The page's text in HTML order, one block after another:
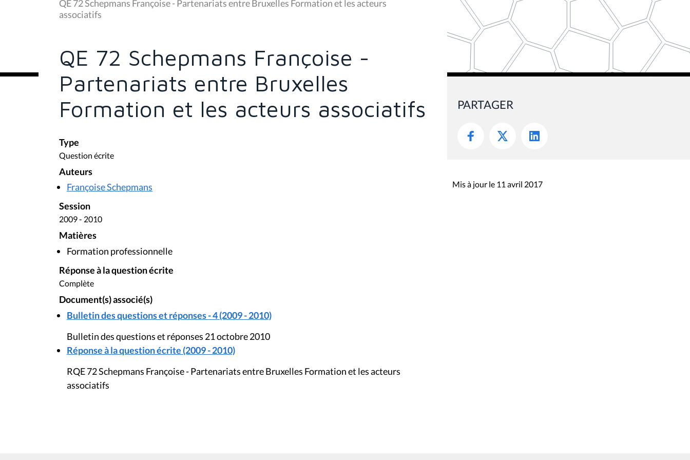
s
ê
c
:
QE 72 Schepmans Françoise - Partenariats entre Bruxelles Formation et les acteurs
associatifs
QE 72 Schepmans Françoise -
Partenariats entre Bruxelles
Formation et les acteurs associatifs
Type
Question écrite
Auteurs
Françoise Schepmans
Session
2009 - 2010
Matières
Formation professionnelle
Réponse à la question écrite
Complète
Document(s) associé(s)
Bulletin des questions et réponses - 4 (2009 - 2010)
Bulletin des questions et réponses 21 octobre 2010
Réponse à la question écrite (2009 - 2010)
RQE 72 Schepmans Françoise - Partenariats entre Bruxelles Formation et les acteurs
associatifs
PARTAGER
Mis à jour le 11 avril 2017